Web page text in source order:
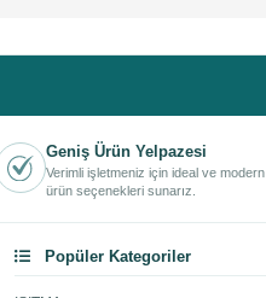
Geniş Ürün Yelpazesi
Verimli işletmeniz için ideal ve modern
ürün seçenekleri sunarız.
Popüler Kategoriler